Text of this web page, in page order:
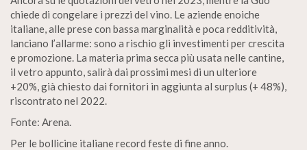
chiede di congelare i prezzi del vino. Le aziende enoiche
italiane, alle prese con bassa marginalità e poca redditività,
lanciano l’allarme: sono a rischio gli investimenti per crescita
e promozione. La materia prima secca più usata nelle cantine,
il vetro appunto, salirà dai prossimi mesi di un ulteriore
+20%, già chiesto dai fornitori in aggiunta al surplus (+ 48%),
riscontrato nel 2022.
Fonte: Arena.
Per le bollicine italiane record feste di fine anno.